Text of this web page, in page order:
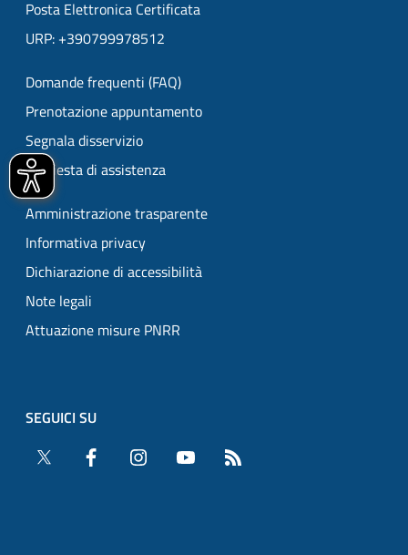
Posta Elettronica Certificata
URP: +390799978512
Domande frequenti (FAQ)
Prenotazione appuntamento
Segnala disservizio
Richiesta di assistenza
Amministrazione trasparente
Informativa privacy
Dichiarazione di accessibilità
Note legali
Attuazione misure PNRR
SEGUICI SU
Twitter
Facebook Instagram YouTube